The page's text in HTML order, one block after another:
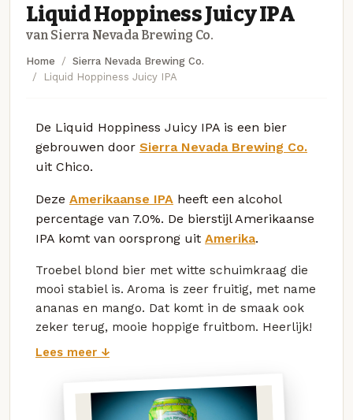
Liquid Hoppiness Juicy IPA
van Sierra Nevada Brewing Co.
Home
Sierra Nevada Brewing Co.
Liquid Hoppiness Juicy IPA
De Liquid Hoppiness Juicy IPA is een bier
gebrouwen door Sierra Nevada Brewing Co.
uit Chico.
Deze Amerikaanse IPA heeft een alcohol
percentage van 7.0%. De bierstijl Amerikaanse
IPA komt van oorsprong uit Amerika.
Troebel blond bier met witte schuimkraag die
mooi stabiel is. Aroma is zeer fruitig, met name
ananas en mango. Dat komt in de smaak ook
zeker terug, mooie hoppige fruitbom. Heerlijk!
Lees meer ↓